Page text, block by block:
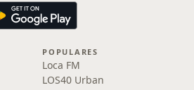
POPULARES
Loca FM
LOS40 Urban